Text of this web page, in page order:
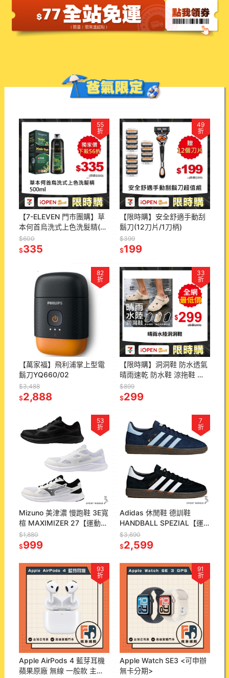
55
折
【7-ELEVEN 門市團購】草
本何首烏洗式上色洗髮精(一
支黑、染髮劑)
$600
$335
49
折
【限時購】安全舒適手動刮
鬍刀(12刀片/1刀柄)
$399
$199
82
折
【萬家福】飛利浦掌上型電
鬍刀YQ660/02
$3,488
$2,888
33
折
【限時購】洞洞鞋 防水透氣
晴雨速乾 防水鞋 涼拖鞋 涉
水鞋 沙灘鞋 厚底洞洞鞋 止
滑洞洞鞋 懶人鞋 拖鞋 涼鞋
$899
$299
53
折
Mizuno 美津濃 慢跑鞋 3E寬
楦 MAXIMIZER 27【運動世
界】K1GA250209/01/02
$1,880
$999
7
折
Adidas 休閒鞋 德訓鞋
HANDBALL SPEZIAL【運
動世界】DB3021/BD7633
$3,690
$2,599
93
折
Apple AirPods 4 藍芽耳機
蘋果原廠 無線 一般款 主動
91
折
Apple Watch SE3 <可申辦
無卡分期>